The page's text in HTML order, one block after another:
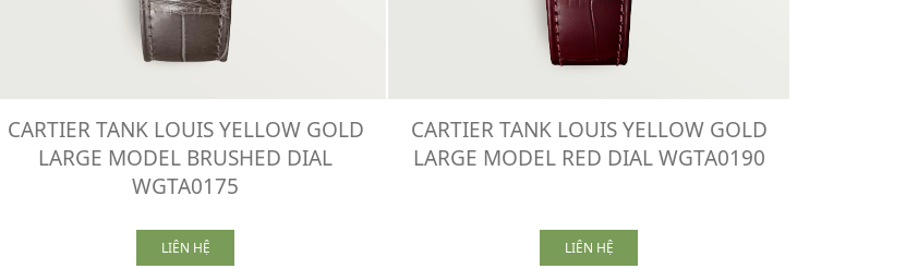
CARTIER TANK LOUIS YELLOW GOLD
LARGE MODEL BRUSHED DIAL
WGTA0175
LIÊN HỆ
CARTIER TANK LOUIS YELLOW GOLD
LARGE MODEL RED DIAL WGTA0190
LIÊN HỆ